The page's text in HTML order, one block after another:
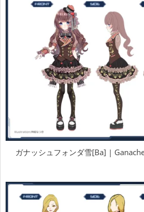
ガナッシュフォンダ雪[Ba] |